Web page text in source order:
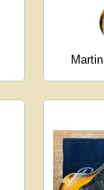
Martin